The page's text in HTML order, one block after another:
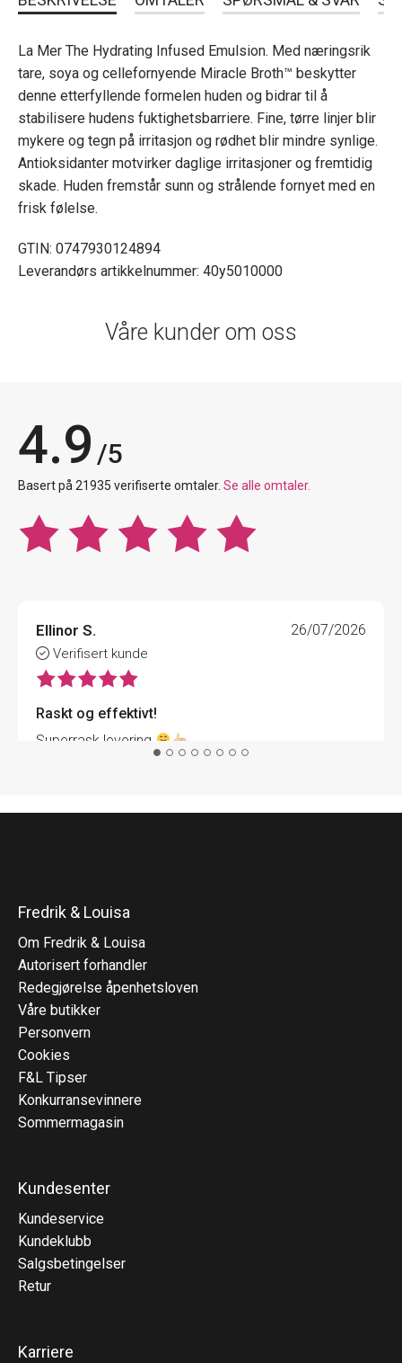
La Mer The Hydrating Infused Emulsion. Med næringsrik
tare, soya og cellefornyende Miracle Broth™ beskytter
denne etterfyllende formelen huden og bidrar til å
stabilisere hudens fuktighetsbarriere. Fine, tørre linjer blir
mykere og tegn på irritasjon og rødhet blir mindre synlige.
Antioksidanter motvirker daglige irritasjoner og fremtidig
skade. Huden fremstår sunn og strålende fornyet med en
frisk følelse.
GTIN: 0747930124894
Leverandørs artikkelnummer: 40y5010000
Våre kunder om oss
4.9 /5
Basert på 21935 verifiserte omtaler. Se alle omtaler.
Ellinor S.
Verifisert kunde
26/07/2026
Raskt og effektivt!
Superrask levering
Fredrik & Louisa
Om Fredrik & Louisa
Autorisert forhandler
Redegjørelse åpenhetsloven
Våre butikker
Personvern
Cookies
F&L Tipser
Konkurransevinnere
Sommermagasin
Kundesenter
Kundeservice
Kundeklubb
Salgsbetingelser
Retur
Karriere